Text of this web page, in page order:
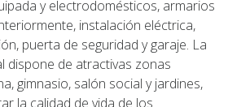
y electrodomésticos, armarios
instalación eléctrica,
puerta de seguridad y garaje. La
dispone de atractivas zonas
gimnasio, salón social y jardines,
la calidad de vida de los